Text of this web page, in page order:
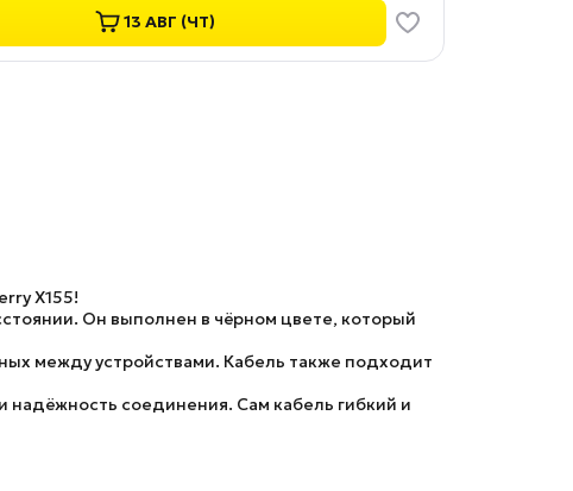
13 АВГ (ЧТ)
X155!
Он выполнен в чёрном цвете, который
между устройствами. Кабель также подходит
надёжность соединения. Сам кабель гибкий и